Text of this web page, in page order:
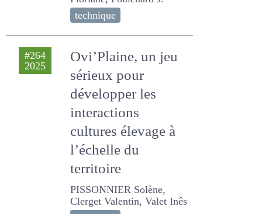
CHAMBAUT Hélène,
Throude Sindy, Di Franco
Floriane, Poulenard J.
technique
Ovi’Plaine, un jeu
sérieux pour
développer les
interactions
cultures élevage à
l’échelle du
territoire